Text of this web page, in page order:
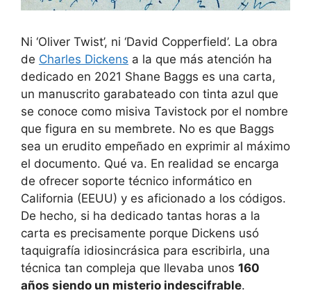
Ni ‘Oliver Twist’, ni ‘David Copperfield’. La obra
de Charles Dickens a la que más atención ha
dedicado en 2021 Shane Baggs es una carta,
un manuscrito garabateado con tinta azul que
se conoce como misiva Tavistock por el nombre
que figura en su membrete. No es que Baggs
sea un erudito empeñado en exprimir al máximo
el documento. Qué va. En realidad se encarga
de ofrecer soporte técnico informático en
California (EEUU) y es aficionado a los códigos.
De hecho, si ha dedicado tantas horas a la
carta es precisamente porque Dickens usó
taquigrafía idiosincrásica para escribirla, una
técnica tan compleja que llevaba unos 160
años siendo un misterio indescifrable.